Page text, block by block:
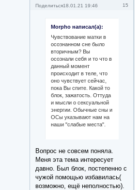
Поделиться 15
18.01.21 19:46
Morpho написал(а):
Чувствование матки в
осознанном сне было
вторичным? Вы
осознали себя и то что в
данный момент
происходит в теле, что
оно чувствует сейчас,
пока Вы спите. Какой то
блок, зажатость. Оттуда
и мысли о сексуальной
энергии. Обычные сны и
ОСы указывают нам на
наши "слабые места".
Вопрос не совсем поняла.
Меня эта тема интересует
давно. Был блок, постепенно с
чужой помощью избавилась(
возможно, ещё неполностью).